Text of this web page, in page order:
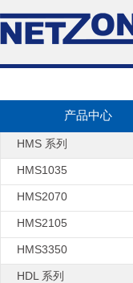
产品中心
HMS 系列
HMS1035
HMS2070
HMS2105
HMS3350
HDL 系列